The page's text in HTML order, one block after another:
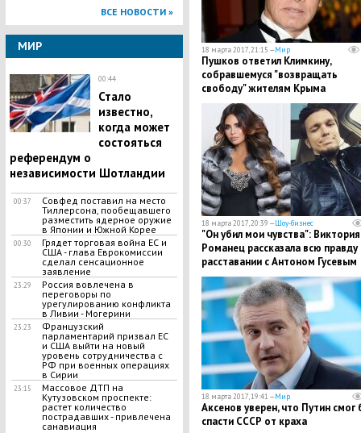
ВСЕ НОВОСТИ »
МИР
00:44
Стало
известно,
когда может
состояться
референдум о
независимости Шотландии
00:37
Совфед поставил на место
Тиллерсона, пообещавшего
разместить ядерное оружие
в Японии и Южной Корее
00:30
Грядет торговая война ЕС и
США - глава Еврокомиссии
сделал сенсационное
заявление
23:29
Россия вовлечена в
переговоры по
урегулированию конфликта
в Ливии - Могерини
23:23
Французский
парламентарий призвал ЕС
и США выйти на новый
уровень сотрудничества с
РФ при военных операциях
в Сирии
23:15
Массовое ДТП на
Кутузовском проспекте:
растет количество
пострадавших - привлечена
санавиация
18 марта 2017, 21:15 —Мир
Пушков ответил Климкину,
собравшемуся "возвращать
свободу" жителям Крыма
18 марта 2017, 20:39 —Шоу-бизнес
"Он убил мои чувства": Виктория
Романец рассказала всю правду
расставании с Антоном Гусевым
18 марта 2017, 19:41 —Мир
Аксенов уверен, что Путин смог
спасти СССР от краха